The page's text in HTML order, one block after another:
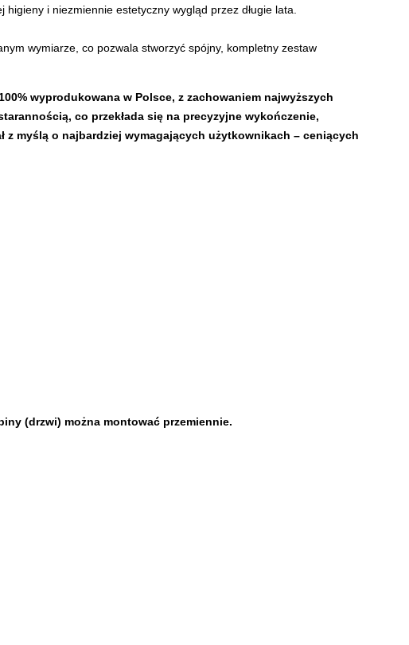
i niezmiennie estetyczny wygląd przez długie lata.
wymiarze, co pozwala stworzyć spójny, kompletny zestaw
wyprodukowana w Polsce, z zachowaniem najwyższych
co przekłada się na precyzyjne wykończenie,
myślą o najbardziej wymagających użytkownikach – ceniących
(drzwi) można montować przemiennie.